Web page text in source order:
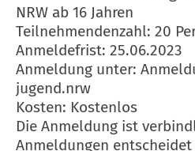
NRW ab 16 Jahren
Teilnehmendenzahl: 20
Anmeldefrist: 25.06.2023
Anmeldung unter:
jugend.nrw
Kosten: Kostenlos
Die Anmeldung ist
Anmeldungen entscheidet